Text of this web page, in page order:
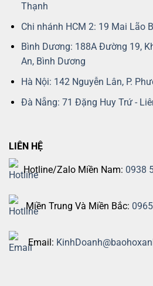
Thạnh
Chi nhánh HCM 2: 19 Mai Lão
Bình Dương: 188A Đường 19,
An, Bình Dương
Hà Nội: 142 Nguyễn Lân, P.
Đà Nẵng: 71 Đặng Huy Trứ -
LIÊN HỆ
Hotline/Zalo Miền Nam: 0938
Miền Trung Và Miền Bắc:
Email: